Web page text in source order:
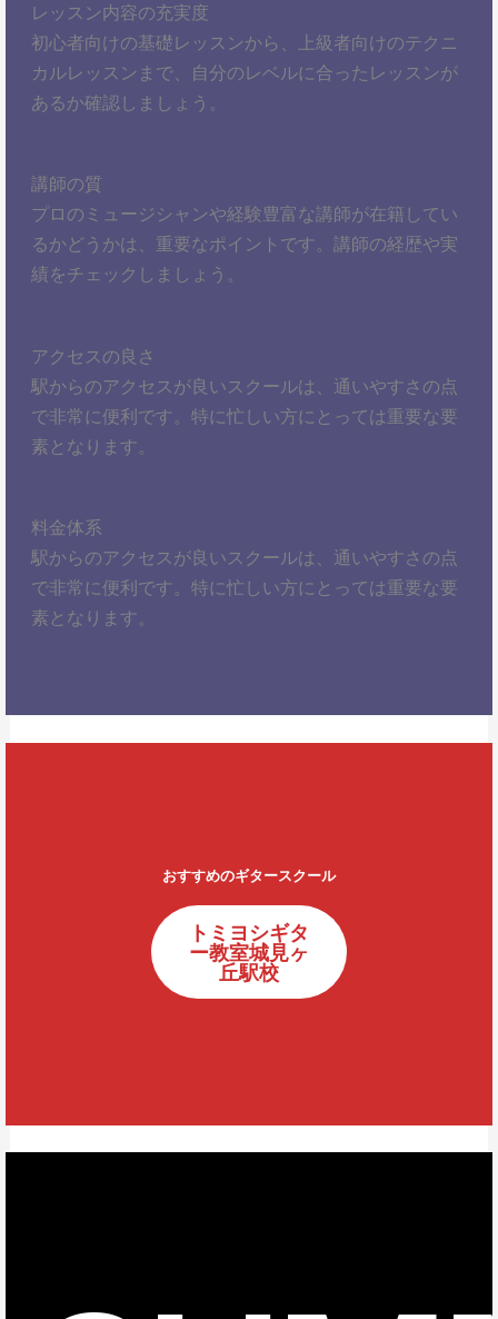
レッスン内容の充実度
初心者向けの基礎レッスンから、上級者向けのテクニ
カルレッスンまで、自分のレベルに合ったレッスンが
あるか確認しましょう。
講師の質
プロのミュージシャンや経験豊富な講師が在籍してい
るかどうかは、重要なポイントです。講師の経歴や実
績をチェックしましょう。
アクセスの良さ
駅からのアクセスが良いスクールは、通いやすさの点
で非常に便利です。特に忙しい方にとっては重要な要
素となります。
料金体系
駅からのアクセスが良いスクールは、通いやすさの点
で非常に便利です。特に忙しい方にとっては重要な要
素となります。
おすすめのギタースクール
トミヨシギタ
ー教室城見ヶ
丘駅校